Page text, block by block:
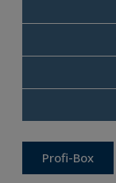
Profi-Box